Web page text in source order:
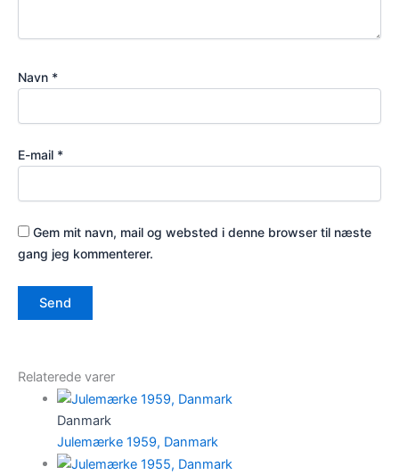
Navn *
E-mail *
Gem mit navn, mail og websted i denne browser til næste
gang jeg kommenterer.
Relaterede varer
Danmark
Julemærke 1959, Danmark